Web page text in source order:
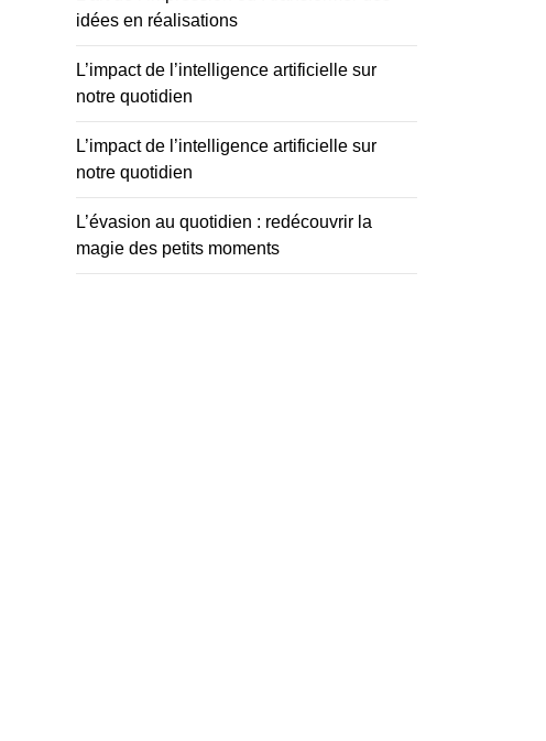
idées en réalisations
L’impact de l’intelligence artificielle sur
notre quotidien
L’impact de l’intelligence artificielle sur
notre quotidien
L’évasion au quotidien : redécouvrir la
magie des petits moments